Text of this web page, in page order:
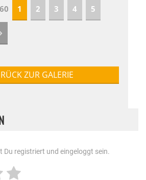
1 2 3 4 5
ZUR GALERIE
Du registriert und eingeloggt sein.